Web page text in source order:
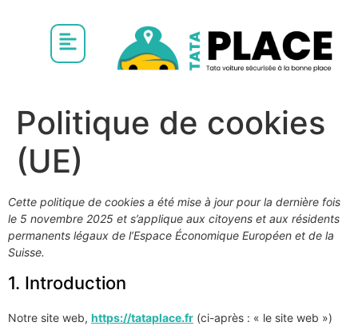
Politique de cookies
(UE)
Cette politique de cookies a été mise à jour pour la dernière fois
le 5 novembre 2025 et s’applique aux citoyens et aux résidents
permanents légaux de l’Espace Économique Européen et de la
Suisse.
1. Introduction
Notre site web, https://tataplace.fr (ci-après : « le site web »)